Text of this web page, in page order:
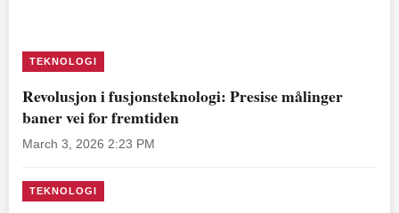
TEKNOLOGI
Revolusjon i fusjonsteknologi: Presise målinger
baner vei for fremtiden
March 3, 2026 2:23 PM
TEKNOLOGI